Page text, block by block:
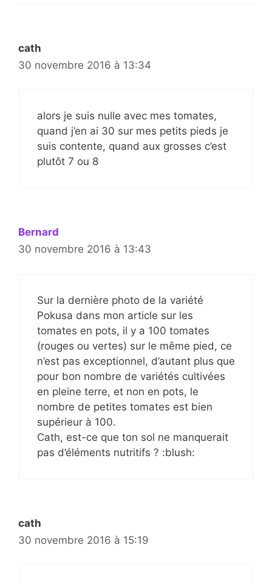
cath
30 novembre 2016 à 13:34
alors je suis nulle avec mes tomates,
quand j’en ai 30 sur mes petits pieds je
suis contente, quand aux grosses c’est
plutôt 7 ou 8
Bernard
30 novembre 2016 à 13:43
Sur la dernière photo de la variété
Pokusa dans mon article sur les
tomates en pots, il y a 100 tomates
(rouges ou vertes) sur le même pied, ce
n’est pas exceptionnel, d’autant plus que
pour bon nombre de variétés cultivées
en pleine terre, et non en pots, le
nombre de petites tomates est bien
supérieur à 100.
Cath, est-ce que ton sol ne manquerait
pas d’éléments nutritifs ? :blush:
cath
30 novembre 2016 à 15:19